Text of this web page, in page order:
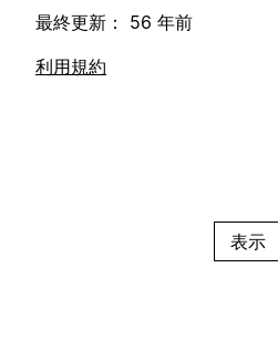
最終更新： 56 年前
利用規約
表示